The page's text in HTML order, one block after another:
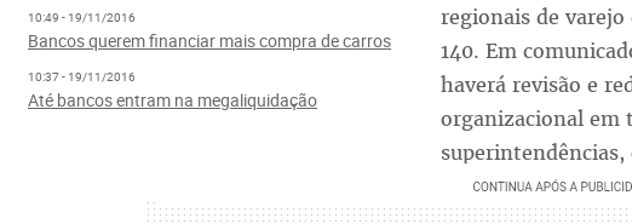
10:49 - 19/11/2016
Bancos querem financiar mais compra de carros
10:37 - 19/11/2016
Até bancos entram na megaliquidação
regionais de
140. Em
haverá revisão e
organizacional em
superintendências,